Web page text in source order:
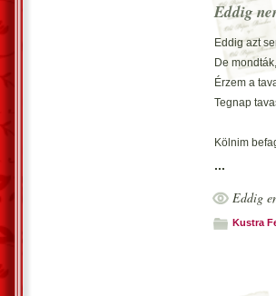
Eddig
Eddig azt
De
Érzem a
Tegnap
Kölnim
Szabad-e
...
Eddig
Kustra